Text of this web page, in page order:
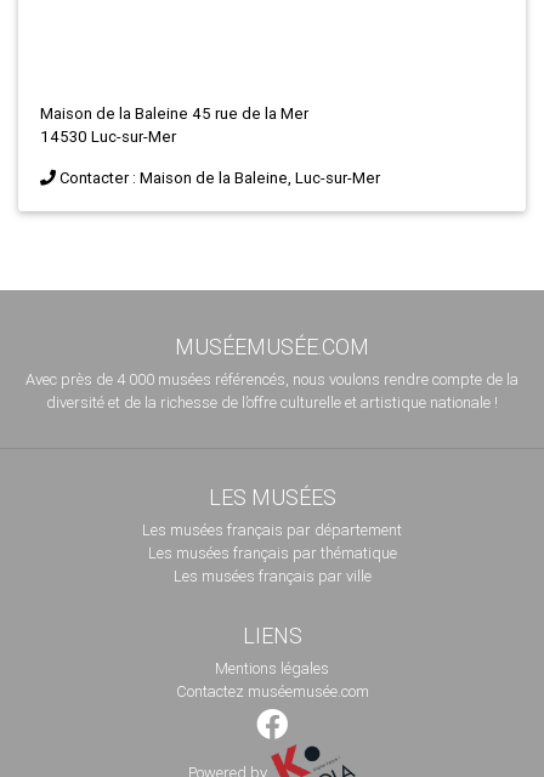
Maison de la Baleine 45 rue de la Mer
14530 Luc-sur-Mer
Contacter : Maison de la Baleine, Luc-sur-Mer
MUSÉEMUSÉE.COM
Avec près de 4 000 musées référencés, nous voulons rendre compte de la
diversité et de la richesse de l’offre culturelle et artistique nationale !
LES MUSÉES
Les musées français par département
Les musées français par thématique
Les musées français par ville
LIENS
Mentions légales
Contactez muséemusée.com